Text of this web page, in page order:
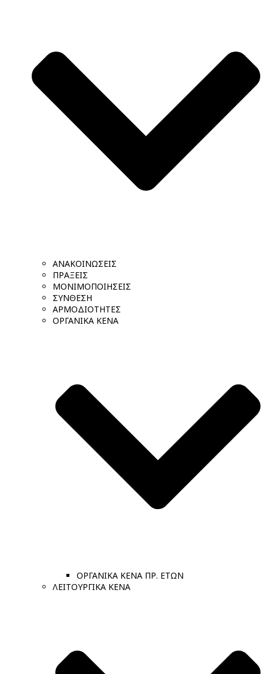
ΑΝΑΚΟΙΝΩΣΕΙΣ
ΠΡΑΞΕΙΣ
ΜΟΝΙΜΟΠΟΙΗΣΕΙΣ
ΣΥΝΘΕΣΗ
ΑΡΜΟΔΙΟΤΗΤΕΣ
ΟΡΓΑΝΙΚΑ ΚΕΝΑ
ΟΡΓΑΝΙΚΑ ΚΕΝΑ ΠΡ. ΕΤΩΝ
ΛΕΙΤΟΥΡΓΙΚΑ ΚΕΝΑ